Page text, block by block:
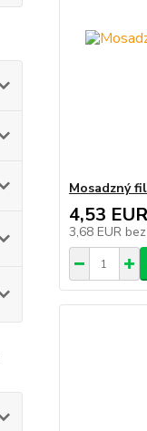
Mosadzný
4,53 EUR
3,68 EUR